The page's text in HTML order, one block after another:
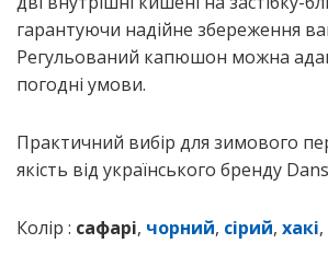
гарантуючи надійне збереження
Регульований капюшон можна
погодні умови.
Практичний вибір для зимового
якість від українського бренду
Колір : сафарі, чорний, сірий, хакі,